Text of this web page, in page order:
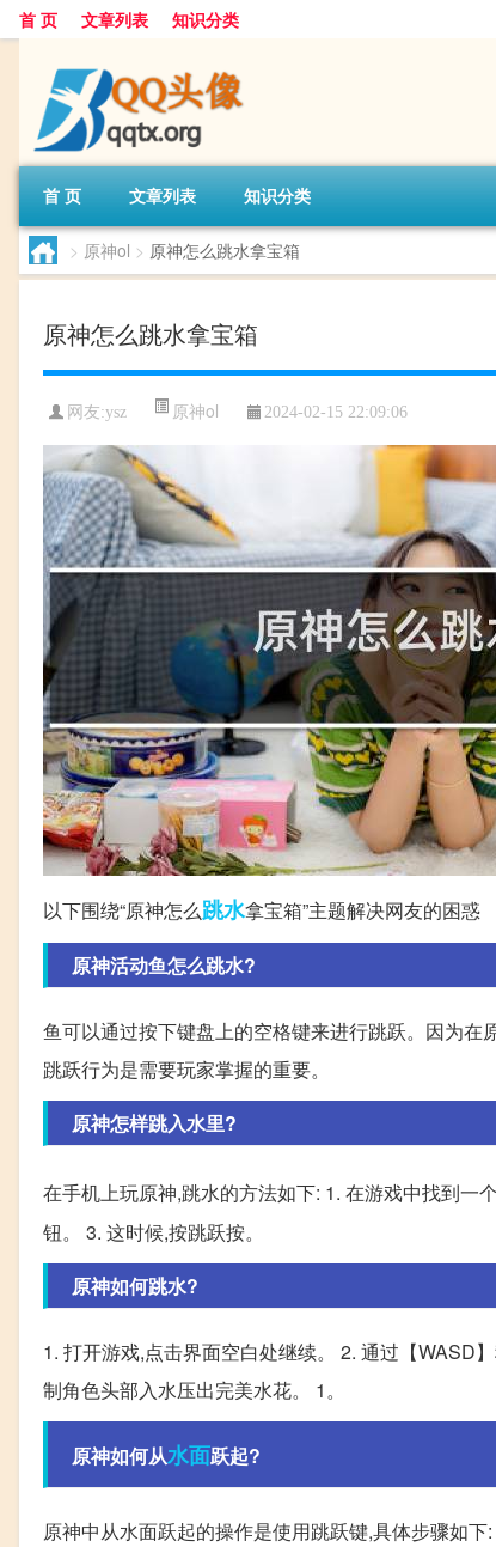
首 页 文章列表 知识分类
首 页 文章列表 知识分类
> 原神ol > 原神怎么跳水拿宝箱
原神怎么跳水拿宝箱
网友:ysz 原神ol 2024-02-15 22:09:06
以下围绕“原神怎么跳水拿宝箱”主题解决网友的困惑
原神活动鱼怎么跳水?
鱼可以通过按下键盘上的空格键来进行跳跃。因为
跳跃行为是需要玩家掌握的重要。
原神怎样跳入水里?
在手机上玩原神,跳水的方法如下: 1. 在游戏中找到一
钮。 3. 这时候,按跳跃按。
原神如何跳水?
1. 打开游戏,点击界面空白处继续。 2. 通过【WASD
制角色头部入水压出完美水花。 1。
原神如何从水面跃起?
原神中从水面跃起的操作是使用跳跃键,具体步骤如